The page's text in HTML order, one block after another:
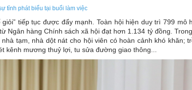
tỉnh phát biểu tại buổi làm việc
tiếp tục được đẩy mạnh. Toàn hội hiện duy trì 799 mô
Ngân hàng Chính sách xã hội đạt hơn 1.134 tỷ đồng.
tạm, nhà dột nát cho hội viên có hoàn cảnh khó khăn;
kênh mương thuỷ lợi, tu sửa đường giao thông...